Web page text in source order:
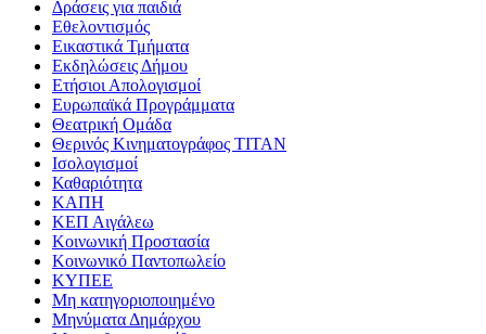
Δράσεις για παιδιά
Εθελοντισμός
Εικαστικά Τμήματα
Εκδηλώσεις Δήμου
Ετήσιοι Απολογισμοί
Ευρωπαϊκά Προγράμματα
Θεατρική Ομάδα
Θερινός Κινηματογράφος ΤΙΤΑΝ
Ισολογισμοί
Καθαριότητα
ΚΑΠΗ
ΚΕΠ Αιγάλεω
Κοινωνική Προστασία
Κοινωνικό Παντοπωλείο
ΚΥΠΕΕ
Μη κατηγοριοποιημένο
Μηνύματα Δημάρχου